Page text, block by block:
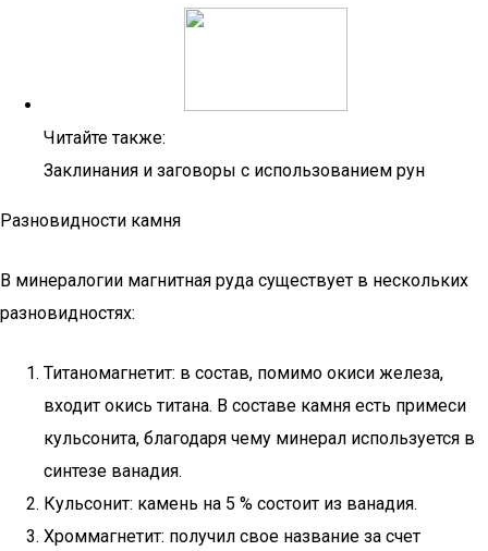
Читайте также:
Заклинания и заговоры с использованием рун
Разновидности камня
В минералогии магнитная руда существует в нескольких
разновидностях:
Титаномагнетит: в состав, помимо окиси железа,
входит окись титана. В составе камня есть примеси
кульсонита, благодаря чему минерал используется в
синтезе ванадия.
Кульсонит: камень на 5 % состоит из ванадия.
Хроммагнетит: получил свое название за счет